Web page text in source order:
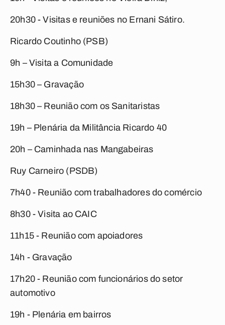
20h30 - Visitas e reuniões no Ernani Sátiro.
Ricardo Coutinho (PSB)
9h – Visita a Comunidade
15h30 – Gravação
18h30 – Reunião com os Sanitaristas
19h – Plenária da Militância Ricardo 40
20h – Caminhada nas Mangabeiras
Ruy Carneiro (PSDB)
7h40 - Reunião com trabalhadores do comércio
8h30 - Visita ao CAIC
11h15 - Reunião com apoiadores
14h - Gravação
17h20 - Reunião com funcionários do setor
automotivo
19h - Plenária em bairros